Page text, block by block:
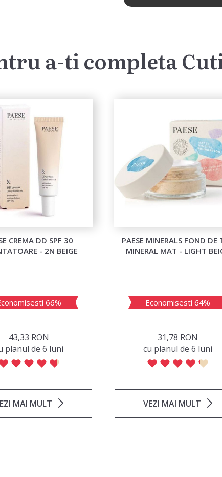
a-ti completa
CREMA DD SPF 30
- 2N BEIGE
MAI MULT
66%
43,33 RON
planul de 6 luni
PAESE MINERALS FOND DE
MINERAL MAT - LIGHT
VEZI MAI MULT
Economisesti 64%
31,78 RON
сu planul de 6 luni